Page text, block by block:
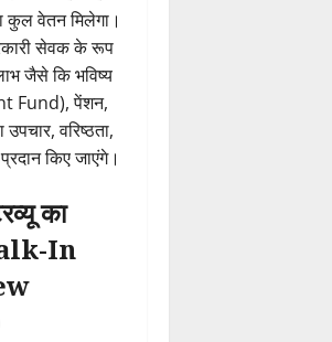
वेतन मिलेगा।
सेवक के रूप
जैसे कि भविष्य
Fund), पेंशन,
उपचार, वरिष्ठता,
किए जाएंगे।
का
In